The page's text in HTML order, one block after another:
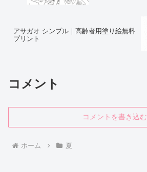
アサガオ シンプル｜高齢者用塗り絵無料
プリント
コメント
コメントを書き込む
ホーム 夏